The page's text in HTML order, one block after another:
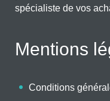
spécialiste de vos
Mentions
Conditions